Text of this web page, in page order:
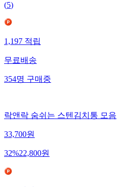
(5)
1,197 적립
무료배송
354명 구매중
락앤락 숨쉬는 스텐김치통 모음
33,700원
32%22,800원